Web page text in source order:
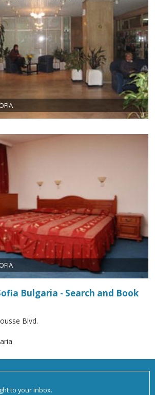
Bulgaria - Search and Book
Blvd.
to your inbox.